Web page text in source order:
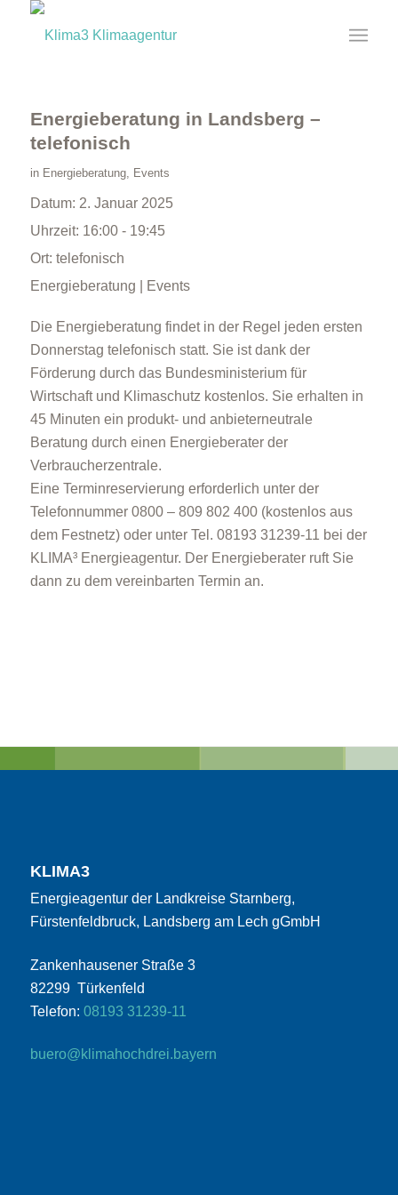
Energieberatung in Landsberg –
telefonisch
in Energieberatung, Events
Datum: 2. Januar 2025
Uhrzeit: 16:00 - 19:45
Ort: telefonisch
Energieberatung | Events
Die Energieberatung findet in der Regel jeden ersten
Donnerstag telefonisch statt. Sie ist dank der
Förderung durch das Bundesministerium für
Wirtschaft und Klimaschutz kostenlos. Sie erhalten in
45 Minuten ein produkt- und anbieterneutrale
Beratung durch einen Energieberater der
Verbraucherzentrale.
Eine Terminreservierung erforderlich unter der
Telefonnummer 0800 – 809 802 400 (kostenlos aus
dem Festnetz) oder unter Tel. 08193 31239-11 bei der
KLIMA³ Energieagentur. Der Energieberater ruft Sie
dann zu dem vereinbarten Termin an.
KLIMA3
Energieagentur der Landkreise Starnberg,
Fürstenfeldbruck, Landsberg am Lech gGmbH
Zankenhausener Straße 3
82299 Türkenfeld
Telefon: 08193 31239-11
buero@klimahochdrei.bayern